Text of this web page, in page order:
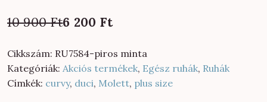
10 900Ft
Original
was:
10
900 Ft.
6 200 Ft
Current
is:
6
200 Ft.
Cikkszám: RU7584-piros minta
Kategóriák: Akciós termékek, Egész ruhák, Ruhák
Címkék: curvy, duci, Molett, plus size